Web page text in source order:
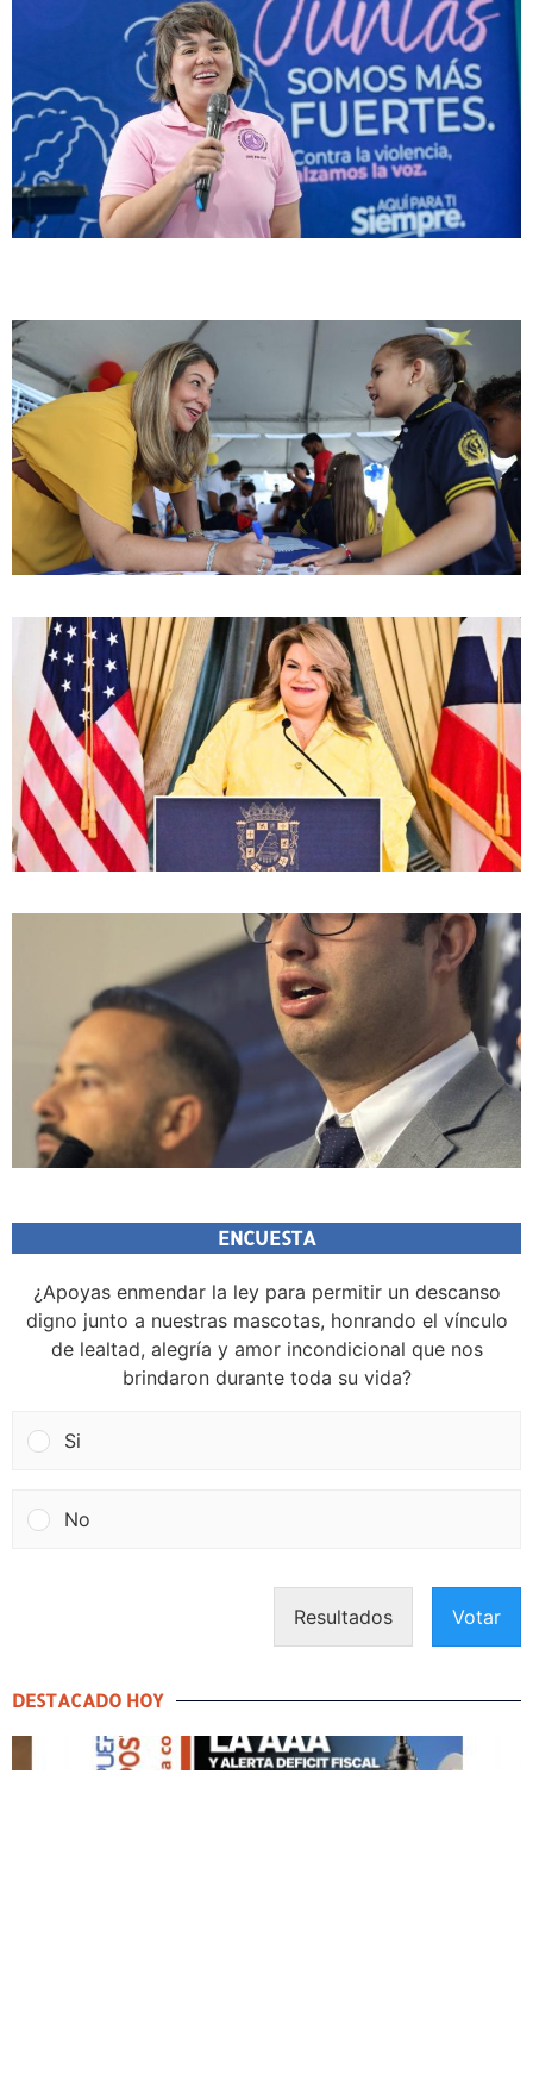
ENCUESTA
¿Apoyas enmendar la ley para permitir un descanso
digno junto a nuestras mascotas, honrando el vínculo
de lealtad, alegría y amor incondicional que nos
brindaron durante toda su vida?
Si
No
Resultados Votar
DESTACADO HOY